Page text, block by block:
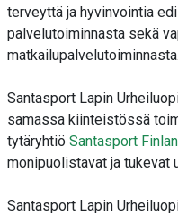
terveyttä ja hyvinvointia
palvelutoiminnasta sekä
matkailupalvelutoiminnasta.
Santasport Lapin
samassa kiinteistössä
tytäryhtiö Santasport
monipuolistavat ja tukevat
Santasport Lapin